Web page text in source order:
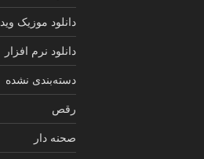
دانلود موزیک
دانلود نرم افزار
دسته‌بندی نشده
رقص
صحنه دار